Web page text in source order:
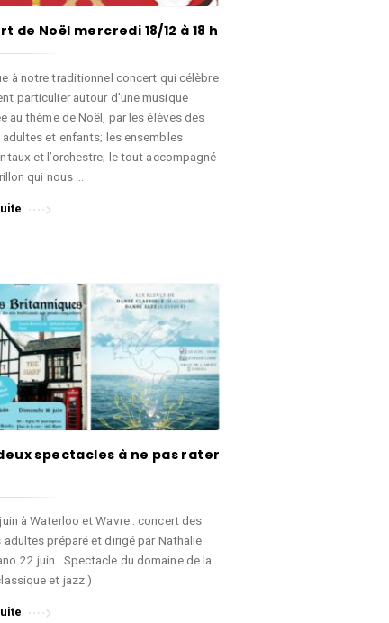
de Noël mercredi 18/12 à 18 h
à notre traditionnel concert qui célèbre
particulier autour d’une musique
au thème de Noël, par les élèves des
et enfants; les ensembles
et l’orchestre; le tout accompagné
qui nous …
spectacles à ne pas rater
à Waterloo et Wavre : concert des
adultes préparé et dirigé par Nathalie
22 juin : Spectacle du domaine de la
et jazz )